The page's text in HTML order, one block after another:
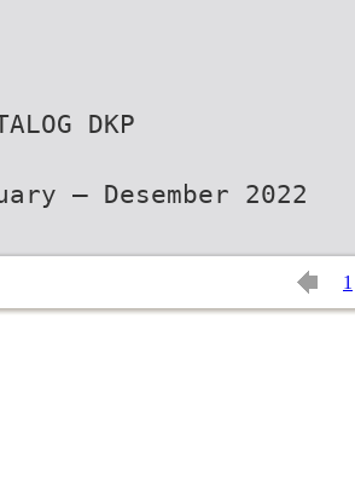
DKP
– Desember 2022
1